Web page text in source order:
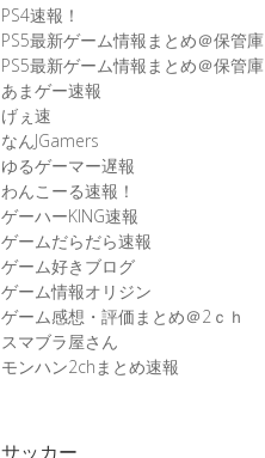
PS4速報！
PS5最新ゲーム情報まとめ＠保管庫
PS5最新ゲーム情報まとめ＠保管庫
あまゲー速報
げぇ速
なんJGamers
ゆるゲーマー遅報
わんこーる速報！
ゲーハーKING速報
ゲームだらだら速報
ゲーム好きブログ
ゲーム情報オリジン
ゲーム感想・評価まとめ＠2ｃｈ
スマブラ屋さん
モンハン2chまとめ速報
サッカー